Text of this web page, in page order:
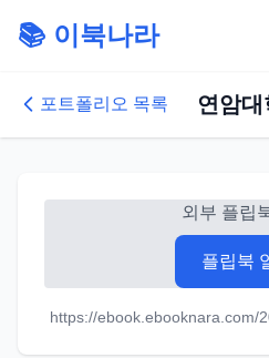
📚 이북나라
포트폴리오 목록 연암대
외부 플립
플립북
https://ebook.ebooknara.com/